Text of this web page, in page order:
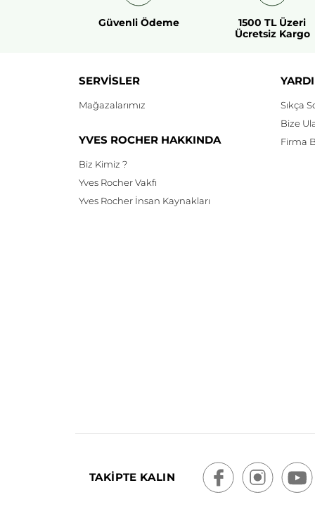
Güvenli Ödeme
1500 TL Üzeri
Ücretsiz Kargo
SERVİSLER
Mağazalarımız
YVES ROCHER HAKKINDA
Biz Kimiz ?
Yves Rocher Vakfı
Yves Rocher İnsan Kaynakları
Sıkça
Bize
Firma
TAKİPTE KALIN